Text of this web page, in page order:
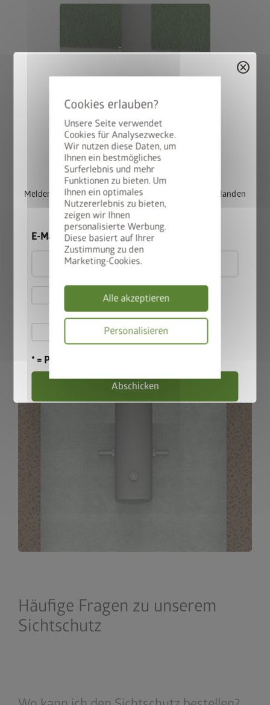
Unsere Seite verwendet
Cookies für Analysezwecke.
Wir nutzen diese Daten, um
Ihnen ein bestmögliches
Surferlebnis und mehr
Funktionen zu bieten. Um
Ihnen ein optimales
Nutzererlebnis zu bieten,
zeigen wir Ihnen
personalisierte Werbung.
Diese basiert auf Ihrer
Zustimmung zu den
Marketing-Cookies.
Alle akzeptieren
Personalisieren
Variante 2: Steher zum Einbetonieren, höhenverstellbar bis zu
Bei dieser Variante wird der Steher direkt in das
Betonfundament einbetoniert. Größe der Fundamentpunkte
(variiert je nach Bodenbeschaffenheit): mind. 50 x 50 cm.
135 cm Steherhöhe und 115 cm bei 180 cm Steherhöhe
Häufige Fragen zu unserem
Sichtschutz
cancel
StyleBox gewinnen
Melden Sie sich jetzt für unseren Newsletter an und landen
Sie automatisch im Lostopf.
E-Mail
Hiermit akzeptiere ich
dieDatenschutzbestimmungen
Hiermit akzeptiere ich die
Teilnahmebedingungen.
* = Pflichtfeld
Abschicken